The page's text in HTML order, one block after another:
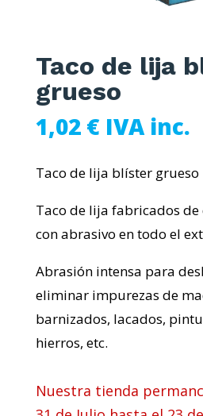
Taco de lija
grueso
1,02 € IVA inc.
Taco de lija blíster grueso
Taco de lija fabricados
con abrasivo en todo el
Abrasión intensa para
eliminar impurezas de
barnizados, lacados,
hierros, etc.
Nuestra tienda